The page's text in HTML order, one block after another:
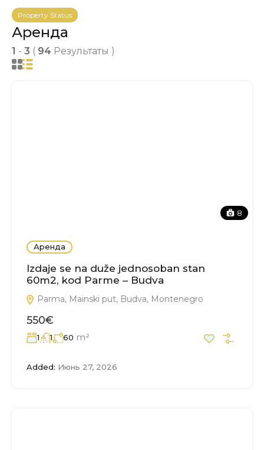
Property Status
Аренда
1 - 3 ( 94 Результаты )
8
Аренда
Izdaje se na duže jednosoban stan
60m2, kod Parme – Budva
Parma, Mainski put, Budva, Montenegro
550€
1 1 60 m²
Added: Июнь 27, 2026